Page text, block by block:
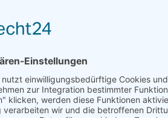
Herr Karon
Telefon:+49 3865 84443 0
Fax:+49 3865 84443 39